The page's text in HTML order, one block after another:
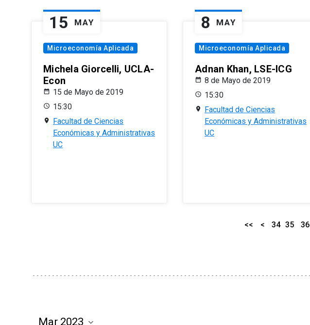
15 MAY
Microeconomía Aplicada
Michela Giorcelli, UCLA-
Econ
15 de Mayo de 2019
15:30
Facultad de Ciencias
Económicas y Administrativas
UC
8 MAY
Microeconomía Aplicada
Adnan Khan, LSE-ICG
8 de Mayo de 2019
15:30
Facultad de Ciencias
Económicas y Administrativas
UC
<< < 34 35 36